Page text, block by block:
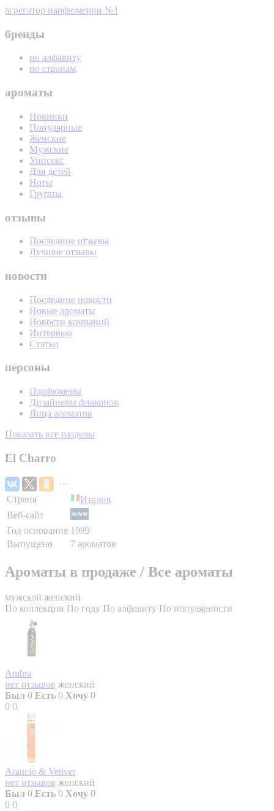
агрегатор парфюмерии №1
бренды
по алфавиту
по странам
ароматы
Новинки
Популярные
Женские
Мужские
Унисекс
Для детей
Ноты
Группы
отзывы
Последние отзывы
Лучшие отзывы
новости
Последние новости
Новые ароматы
Новости компаний
Интервью
Статьи
персоны
Парфюмеры
Дизайнеры флаконов
Лица ароматов
Показать все разделы
El Charro
Страна
Италия
Веб-сайт
Год основания 1989
Выпущено
7 ароматов
Ароматы в продаже / Все ароматы
мужской женский
По коллекции По году По алфавиту По популярности
Ambra
нет отзывов женский
Был 0 Есть 0 Хочу 0
0 0
Arancio & Vetiver
нет отзывов женский
Был 0 Есть 0 Хочу 0
0 0